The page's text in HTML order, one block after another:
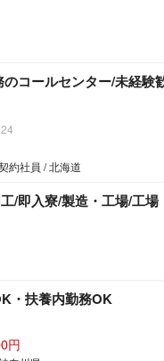
のコールセンター/未経験
約社員 / 北海道
工/即入寮/製造・工場/工場
・扶養内勤務OK
円